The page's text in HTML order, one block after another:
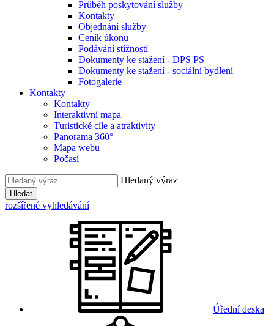
Průběh poskytování služby
Kontakty
Objednání služby
Ceník úkonů
Podávání stížností
Dokumenty ke stažení - DPS PS
Dokumenty ke stažení - sociální bydlení
Fotogalerie
Kontakty
Kontakty
Interaktivní mapa
Turistické cíle a atraktivity
Panorama 360°
Mapa webu
Počasí
Hledaný výraz
Hledat
rozšířené vyhledávání
Úřední deska